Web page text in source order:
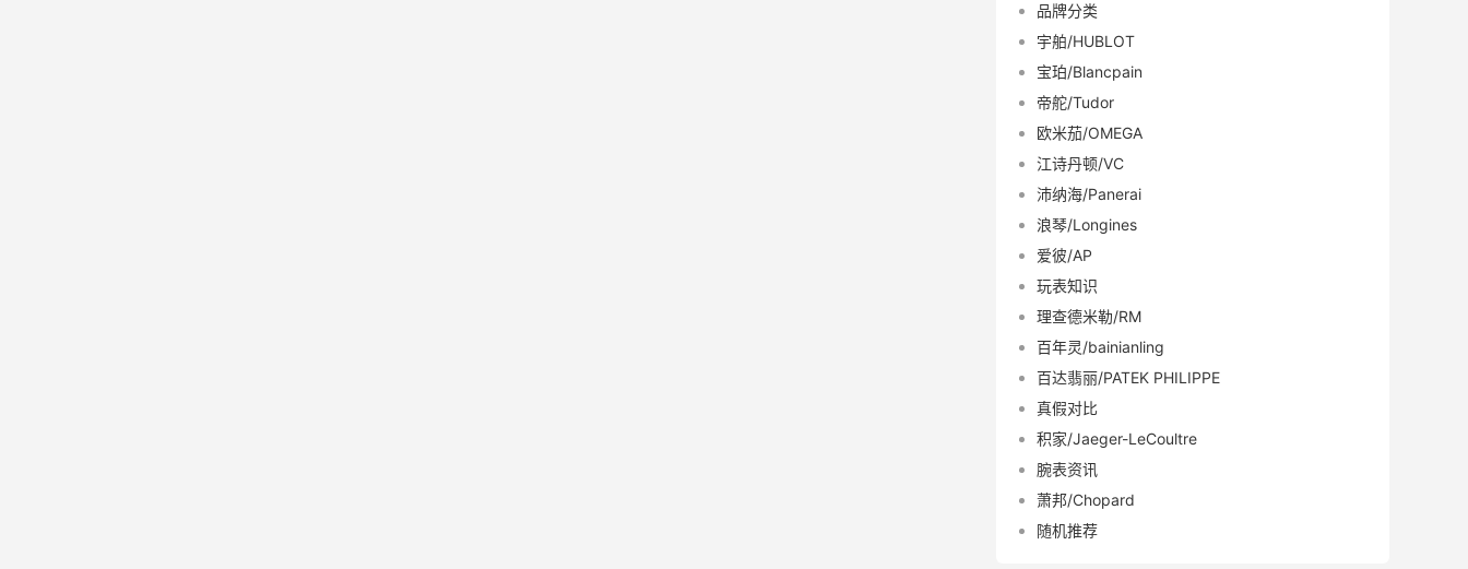
品牌分类
宇舶/HUBLOT
宝珀/Blancpain
帝舵/Tudor
欧米茄/OMEGA
江诗丹顿/VC
沛纳海/Panerai
浪琴/Longines
爱彼/AP
玩表知识
理查德米勒/RM
百年灵/bainianling
百达翡丽/PATEK PHILIPPE
真假对比
积家/Jaeger-LeCoultre
腕表资讯
萧邦/Chopard
随机推荐